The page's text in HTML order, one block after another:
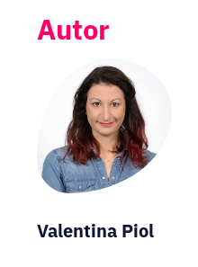
Autor
Valentina Piol